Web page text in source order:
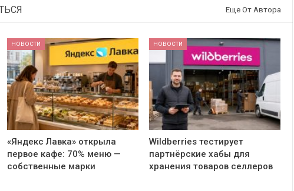
Еще От Автора
НОВОСТИ
«Яндекс Лавка» открыла
первое кафе: 70% меню —
собственные марки
НОВОСТИ
Wildberries тестирует
партнёрские хабы для
хранения товаров селлеров